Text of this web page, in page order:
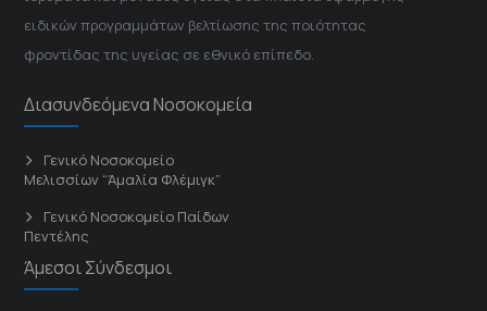
ειδικών προγραμμάτων βελτίωσης της ποιότητας
φροντίδας της υγείας σε εθνικό επίπεδο.
Διασυνδεόμενα Νοσοκομεία
Γενικό Νοσοκομείο
Μελισσίων “Άμαλία Φλέμιγκ”
Γενικό Νοσοκομείο Παίδων
Πεντέλης
Άμεσοι Σύνδεσμοι